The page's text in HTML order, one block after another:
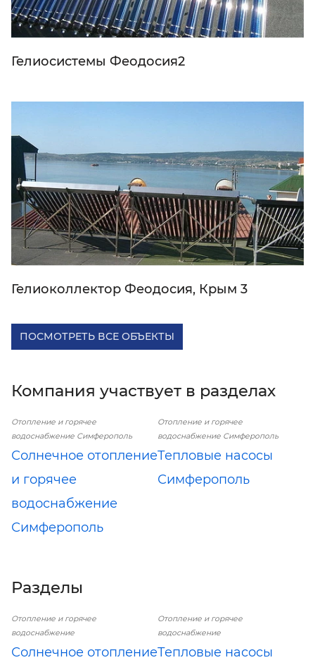
Гелиосистемы Феодосия2
Гелиоколлектор Феодосия, Крым 3
ПОСМОТРЕТЬ ВСЕ ОБЪЕКТЫ
Компания участвует в разделах
Отопление и горячее
водоснабжение Симферополь
Солнечное отопление
и горячее
водоснабжение
Симферополь
Отопление и горячее
водоснабжение Симферополь
Тепловые насосы
Симферополь
Разделы
Отопление и горячее
водоснабжение
Солнечное отопление
Отопление и горячее
водоснабжение
Тепловые насосы